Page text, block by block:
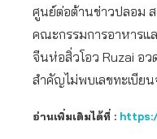
ศูนย์ต่อต้านข่าวปลอม
คณะกรรมการอาหารแ
จีนห่อสิ่วโอว Ruzai อ
สำคัญไม่พบเลขทะเบีย
อ่านเพิ่มเติมได้ที่ :